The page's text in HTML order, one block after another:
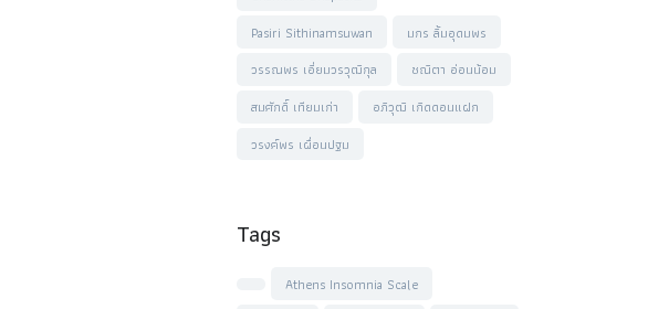
Pasiri Sithinamsuwan
มกร ลิ้มอุดมพร
วรรณพร เอี่ยมวรวุฒิกุล
ชณิตา อ่อนน้อม
สมศักดิ์ เทียมเก่า
อภิวุฒิ เกิดดอนแฝก
วรงค์พร เผื่อนปฐม
Tags
Athens Insomnia Scale